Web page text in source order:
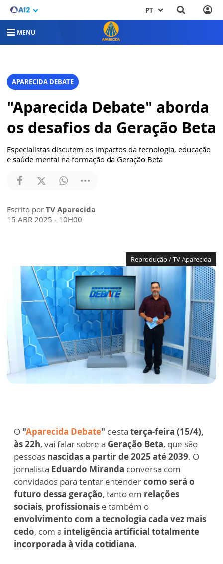
PT
MENU
APARECIDA DEBATE
"Aparecida Debate" aborda
os desafios da Geração Beta
Especialistas discutem os impactos da tecnologia, educação
e saúde mental na formação da Geração Beta
Escrito por TV Aparecida
15 ABR 2025 - 10H00
Reprodução / TV Aparecida
O "Aparecida Debate" desta terça-feira (15/4),
às 22h, vai falar sobre a Geração Beta, que são
pessoas nascidas a partir de 2025 até 2039. O
jornalista Eduardo Miranda conversa com
convidados para tentar entendercomo será o
futuro dessa geração, tanto em relações
sociais, profissionais e também o
envolvimento com a tecnologia cada vez mais
cedo, com a inteligência artificial totalmente
incorporada à vida cotidiana.